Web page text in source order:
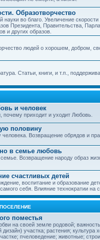
Образотворчество
науки во благо. Увеличение
Президента, Правительства,
и других образов.
людей о хорошем, добром,
Статьи, книги, и т.п.,
и человек
приходит и уходит Любовь.
половину
человека. Возвращение обрядов и
в семье любовь
Возвращение народу образ
счастливых детей
воспитание и образование
себя. Влияние технократии на
поместья
на своей земле родовой;
участка; растения; культура
пчеловедение; животные;